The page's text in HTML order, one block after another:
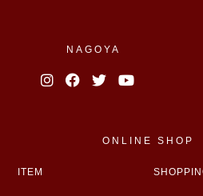
NAGOYA
ONLINE SHOP
ITEM